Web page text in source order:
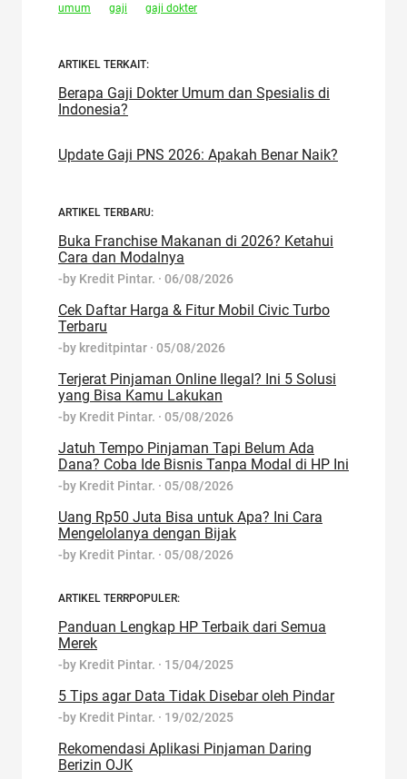
umum
gaji gaji dokter
ARTIKEL TERKAIT:
Berapa Gaji Dokter Umum dan Spesialis di
Indonesia?
Update Gaji PNS 2026: Apakah Benar Naik?
ARTIKEL TERBARU:
Buka Franchise Makanan di 2026? Ketahui
Cara dan Modalnya
-by Kredit Pintar. · 06/08/2026
Cek Daftar Harga & Fitur Mobil Civic Turbo
Terbaru
-by kreditpintar · 05/08/2026
Terjerat Pinjaman Online Ilegal? Ini 5 Solusi
yang Bisa Kamu Lakukan
-by Kredit Pintar. · 05/08/2026
Jatuh Tempo Pinjaman Tapi Belum Ada
Dana? Coba Ide Bisnis Tanpa Modal di HP Ini
-by Kredit Pintar. · 05/08/2026
Uang Rp50 Juta Bisa untuk Apa? Ini Cara
Mengelolanya dengan Bijak
-by Kredit Pintar. · 05/08/2026
ARTIKEL TERRPOPULER:
Panduan Lengkap HP Terbaik dari Semua
Merek
-by Kredit Pintar. · 15/04/2025
5 Tips agar Data Tidak Disebar oleh Pindar
-by Kredit Pintar. · 19/02/2025
Rekomendasi Aplikasi Pinjaman Daring
Berizin OJK